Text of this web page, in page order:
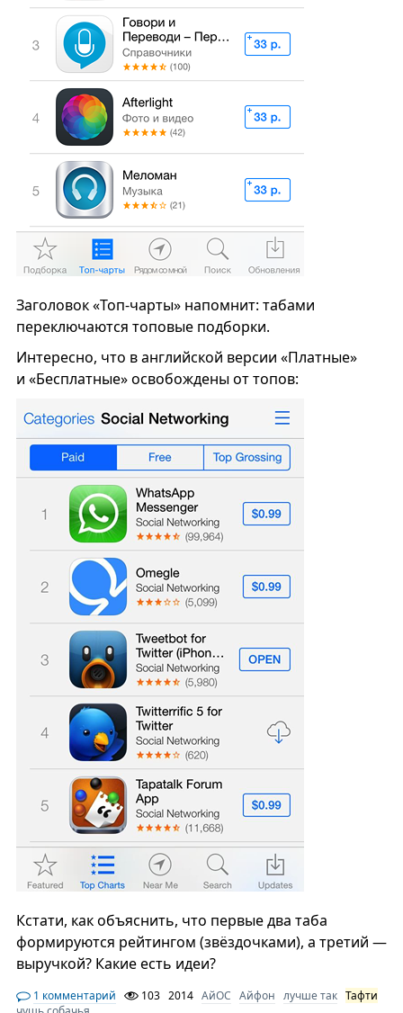
Заголовок «Топ-чарты» напомнит: табами
переключаются топовые подборки.
Интересно, что в английской версии «Платные»
и «Бесплатные» освобождены от топов:
Кстати, как объяснить, что первые два таба
формируются рейтингом (звёздочками), а третий —
выручкой? Какие есть идеи?
1 комментарий 103 2014 АйОС Айфон лучше так Тафти